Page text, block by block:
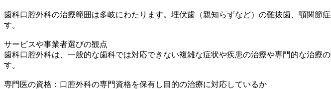
歯科口腔外科の治療範囲は多岐にわたります。埋伏歯（親知らずなど）の難抜歯、顎関節
す。
サービスや事業者選びの観点
歯科口腔外科は、一般的な歯科では対応できない複雑な症状や疾患の治療や専門的な治
す。
専門医の資格：口腔外科の専門資格を保有し目的の治療に対応しているか